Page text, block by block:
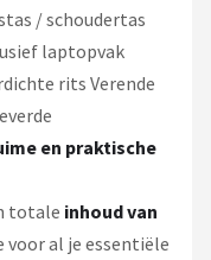
/ schoudertas
laptopvak
rits Verende
en praktische
totale inhoud van
al je essentiële